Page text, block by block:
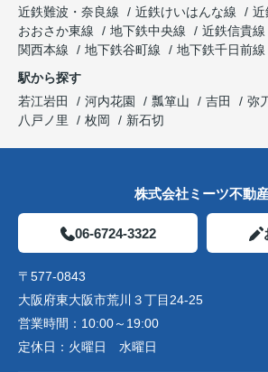
近鉄難波・奈良線
近鉄けいはんな線
近
おおさか東線
地下鉄中央線 近鉄信貴線
関西本線
地下鉄谷町線
地下鉄千日前線
駅から探す
若江岩田
河内花園 瓢箪山 吉田 弥
八戸ノ里
枚岡 新石切
株式会社ミーツ不動
06-6724-3322
〒577-0843
大阪府東大阪市荒川３丁目24-25
営業時間： 10:00～19:00
定休日： 火曜日 水曜日